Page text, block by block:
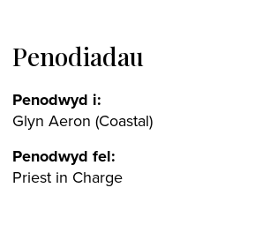
Penodiadau
Penodwyd i:
Glyn Aeron (Coastal)
Penodwyd fel:
Priest in Charge